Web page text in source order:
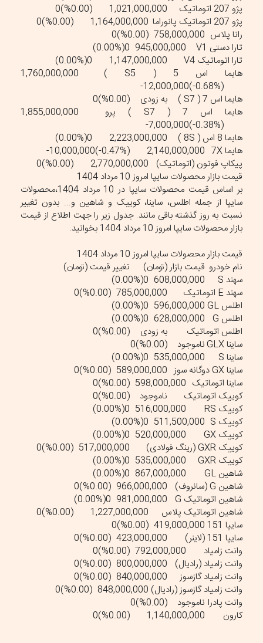
پژو 207 اتوماتیک
1,021,000,000
(0.00%)0
پژو 207 اتوماتیک پانوراما
1,164,000,000
(0.00%)0
رانا پلاس 758,000,000
(0.00%)0
تارا دستی V1
945,000,000
(0.00%)0
تارا اتوماتیک V4
1,147,000,000
(0.00%)0
هایما اس 5 ( S5 )
1,760,000,000
(‎-0.68%‏)‎-12,000,000‏
هایما اس 7 ( S7 )
به زودی
(0.00%)0
هایما اس 7 ( S7 ) پرو
1,855,000,000
(‎-0.38%‏)‎-7,000,000‏
هایما 8 اس ( 8S )
2,223,000,000
(0.00%)0
هایما 7X
2,140,000,000
(‎-0.47%‏)‎-10,000,000‏
پیکاپ فوتون (اتوماتیک) 2,770,000,000
(0.00%)0
قیمت بازار محصولات سایپا امروز 10 مرداد 1404
بر اساس قیمت محصولات سایپا در 10 مرداد 1404،محصولات
سایپا از جمله اطلس، ساینا، کوییک و شاهین و... بدون تغییر
نسبت به روز گذشته باقی مانند. جدول زیر را جهت اطلاع از قیمت
بازار محصولات سایپا امروز 10 مرداد 1404 بخوانید.
قیمت بازار محصولات سایپا امروز 10 مرداد 1404
نام خودرو قیمت بازار (تومان)
تغییر قیمت (تومان)
سهند S
608,000,000
(0.00%)0
سهند E اتوماتیک
785,000,000
(0.00%)0
اطلس GL
596,000,000
(0.00%)0
اطلس G
628,000,000
(0.00%)0
اطلس اتوماتیک
به زودی
(0.00%)0
ساینا GLX
ناموجود
(0.00%)0
ساینا S
535,000,000
(0.00%)0
ساینا GX دوگانه سوز
589,000,000
(0.00%)0
ساینا اتوماتیک 598,000,000
(0.00%)0
کوییک اتوماتیک
ناموجود
(0.00%)0
کوییک RS
516,000,000
(0.00%)0
کوییک S
511,500,000
(0.00%)0
کوییک GX
520,000,000
(0.00%)0
کوییک GXR (رینگ فولادی)
517,000,000
(0.00%)0
کوییک GXR
535,000,000
(0.00%)0
شاهین GL
867,000,000
(0.00%)0
شاهین G (سانروف)
966,000,000
(0.00%)0
شاهین اتوماتیک G
981,000,000
(0.00%)0
شاهین اتوماتیک پلاس
1,227,000,000
(0.00%)0
سایپا 151
419,000,000
(0.00%)0
سایپا 151 (لاینر)
423,000,000
(0.00%)0
وانت زامیاد
792,000,000
(0.00%)0
وانت زامیاد (رادیال) 800,000,000
(0.00%)0
وانت زامیاد گازسوز
840,000,000
(0.00%)0
وانت زامیاد گازسوز (رادیال) 848,000,000
(0.00%)0
وانت پادرا ناموجود
(0.00%)0
کارون
1,140,000,000
(0.00%)0